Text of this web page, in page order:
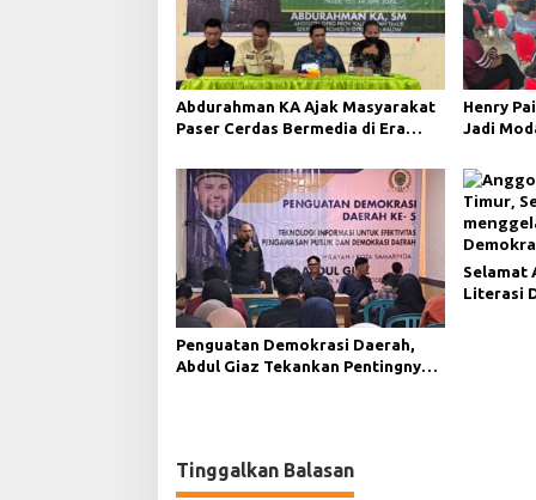
Abdurahman KA Ajak Masyarakat
Paser Cerdas Bermedia di Era
Henry
Jadi
Penguatan Demokrasi Daerah,
Abdul Giaz Tekankan Pentingnya
Selamat
Literasi
Tinggalkan Balasan